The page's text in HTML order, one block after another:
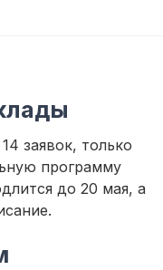
заявок, только
программу
до 20 мая, а